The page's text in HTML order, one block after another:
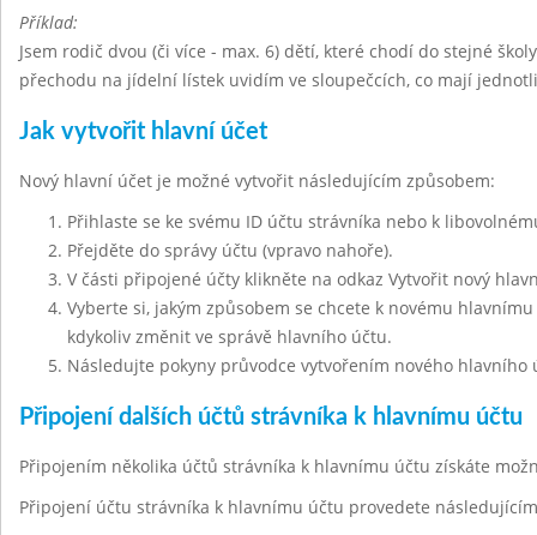
Příklad:
Jsem rodič dvou (či více - max. 6) dětí, které chodí do stejné
přechodu na jídelní lístek uvidím ve sloupečcích, co mají
Jak vytvořit hlavní účet
Nový hlavní účet je možné vytvořit následujícím způsobem:
Přihlaste se ke svému ID účtu strávníka nebo k
Přejděte do správy účtu (vpravo nahoře).
V části připojené účty klikněte na odkaz Vytvořit nový
Vyberte si, jakým způsobem se chcete k novému
kdykoliv změnit ve správě hlavního účtu.
Následujte pokyny průvodce vytvořením nového hlavního
Připojení dalších účtů strávníka k hlavnímu účtu
Připojením několika účtů strávníka k hlavnímu účtu získáte
Připojení účtu strávníka k hlavnímu účtu provedete